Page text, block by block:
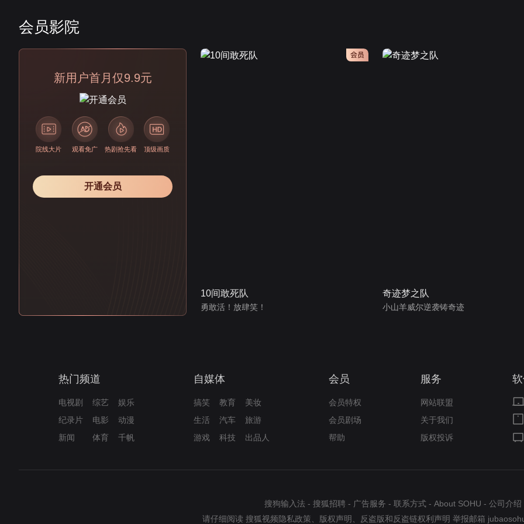
会员影院
新用户首月仅9.9元
院线大片 观看免广 热剧抢先看 顶级画质
开通会员
会员
10间敢死队
勇敢活！放肆笑！
奇迹梦之队
小山羊威尔逆袭铸奇迹
热门频道
电视剧 综艺
娱乐
纪录片
电影
动漫
新闻
体育 千帆
自媒体
搞笑 教育
美妆
生活
汽车
旅游
游戏
科技 出品人
会员
会员特权
会员剧场
帮助
服务
网站联盟
关于我们
版权投诉
搜狗输入法 - 搜狐招聘 - 广告服务 - 联系方式 - About SOHU - 公司介绍
请仔细阅读 搜狐视频隐私政策、 版权声明 、 反盗版和反盗链权利声明 举报邮箱